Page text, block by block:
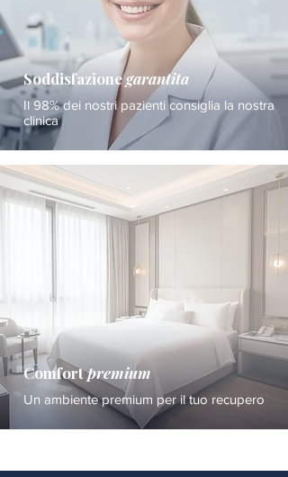
Soddisfazionegarantita
Il 98% dei nostri pazienti consiglia la nostra
clinica
Comfortpremium
Un ambiente premium per il tuo recupero